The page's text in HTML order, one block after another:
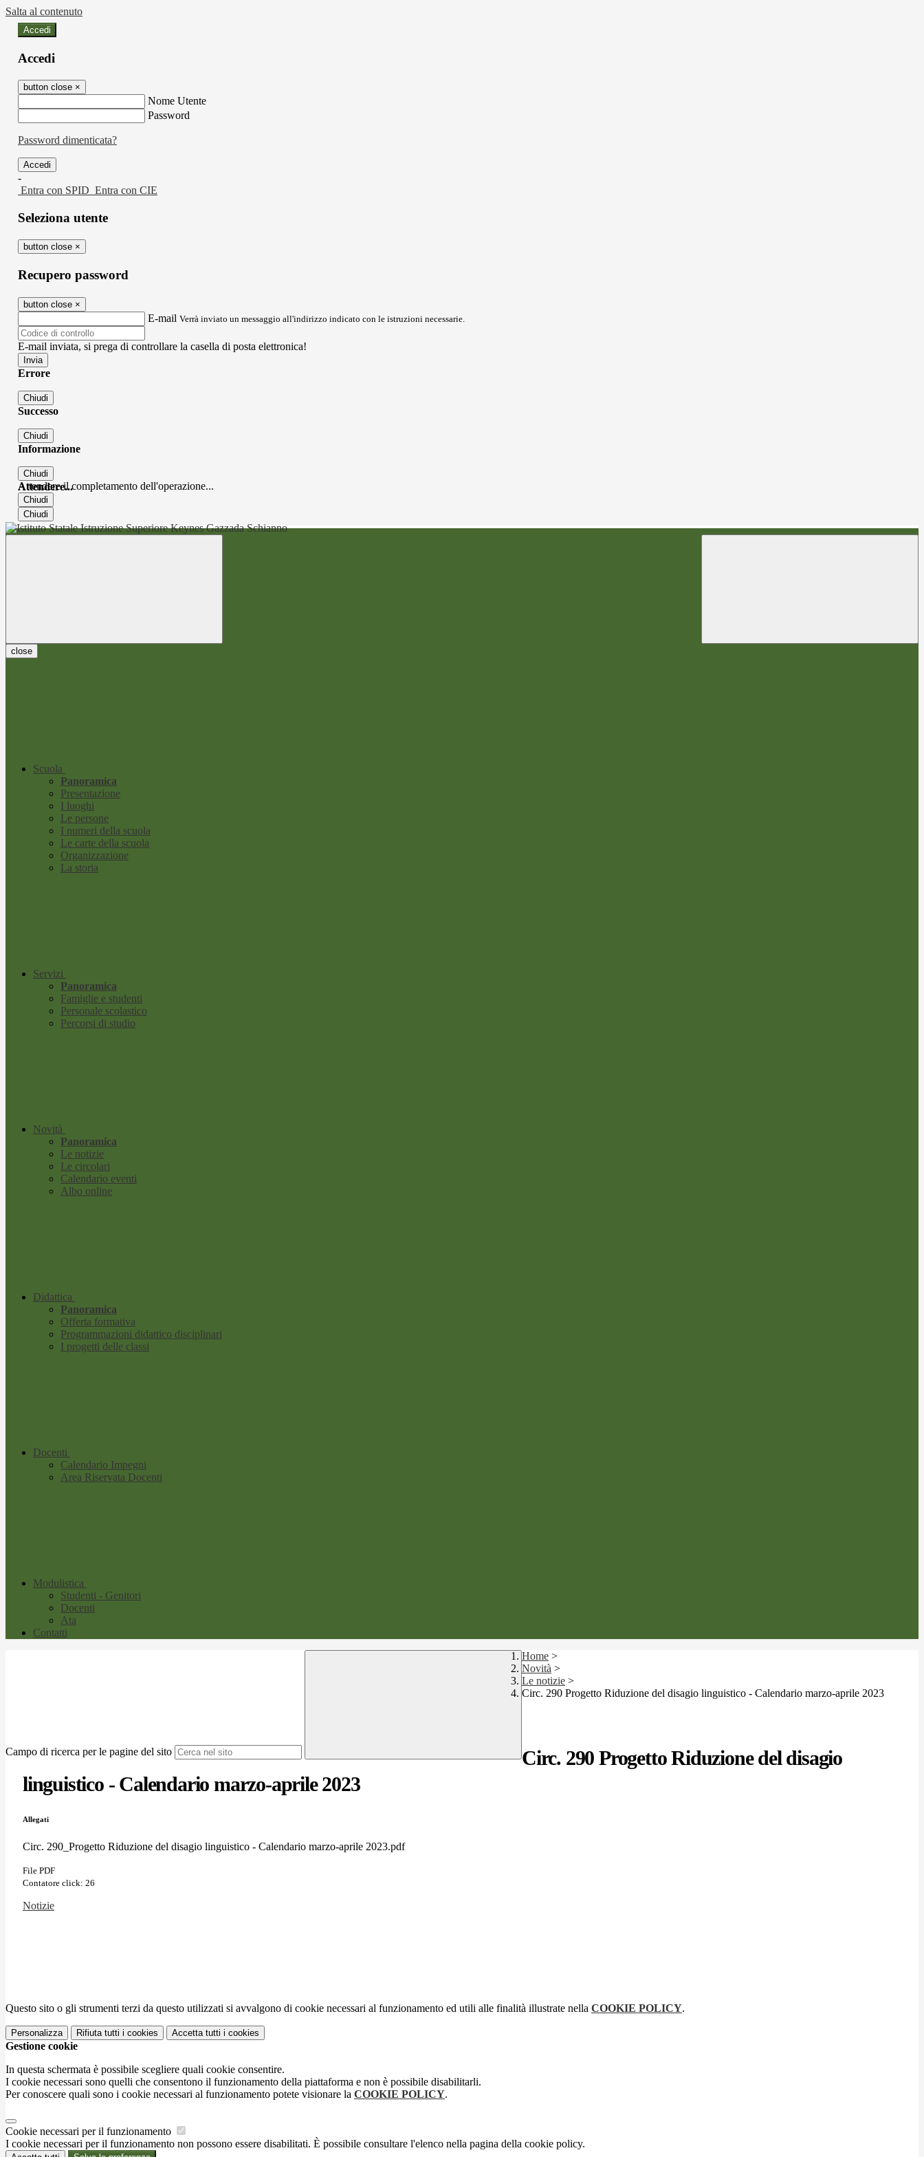
Salta al contenuto
Accedi
Accedi
button close ×
Nome Utente
Password
Password dimenticata?
-
Entra con SPID Entra con CIE
Seleziona utente
button close ×
Recupero password
button close ×
E-mail Verrà inviato un messaggio all'indirizzo indicato con le istruzioni necessarie.
E-mail inviata, si prega di controllare la casella di posta elettronica!
Errore
Chiudi
Successo
Chiudi
Informazione
Chiudi
Attendere...
Attendere il completamento dell'operazione...
Chiudi
Chiudi
close
Scuola
Panoramica
Presentazione
I luoghi
Le persone
I numeri della scuola
Le carte della scuola
Organizzazione
La storia
Servizi
Panoramica
Famiglie e studenti
Personale scolastico
Percorsi di studio
Novità
Panoramica
Le notizie
Le circolari
Calendario eventi
Albo online
Didattica
Panoramica
Offerta formativa
Programmazioni didattico disciplinari
I progetti delle classi
Docenti
Calendario Impegni
Area Riservata Docenti
Modulistica
Studenti - Genitori
Docenti
Ata
Contatti
Campo di ricerca per le pagine del sito
Home >
Novità >
Le notizie >
Circ. 290 Progetto Riduzione del disagio linguistico - Calendario marzo-aprile 2023
Circ. 290 Progetto Riduzione del disagio
linguistico - Calendario marzo-aprile 2023
Allegati
Circ. 290_Progetto Riduzione del disagio linguistico - Calendario marzo-aprile 2023.pdf
File PDF
Contatore click: 26
Notizie
Questo sito o gli strumenti terzi da questo utilizzati si avvalgono di cookie necessari al funzionamento ed utili alle finalità illustrate nella COOKIE POLICY.
Personalizza Rifiuta tutti i cookies Accetta tutti i cookies
Gestione cookie
In questa schermata è possibile scegliere quali cookie consentire.
I cookie necessari sono quelli che consentono il funzionamento della piattaforma e non è possibile disabilitarli.
Per conoscere quali sono i cookie necessari al funzionamento potete visionare la COOKIE POLICY.
Cookie necessari per il funzionamento
I cookie necessari per il funzionamento non possono essere disabilitati. È possibile consultare l'elenco nella pagina della cookie policy.